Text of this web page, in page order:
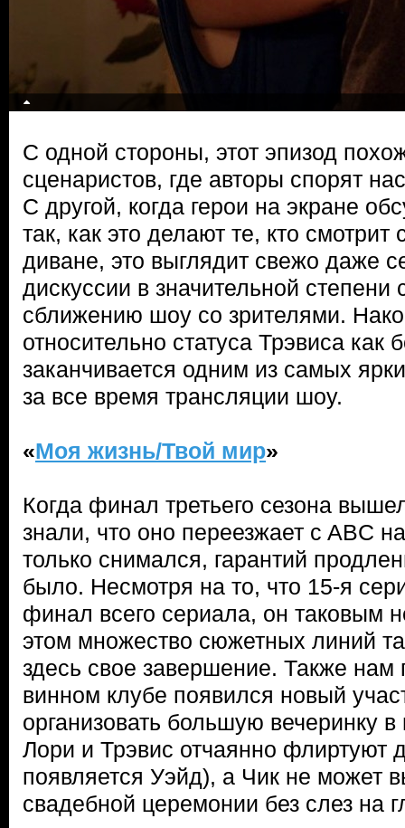
С одной стороны, этот эпизод
сценаристов, где авторы спорят
С другой, когда герои на экране
так, как это делают те, кто
диване, это выглядит свежо даже
дискуссии в значительной степени
сближению шоу со зрителями.
относительно статуса Трэвиса
заканчивается одним из самых
за все время трансляции шоу.
«Моя жизнь/Твой мир»
Когда финал третьего сезона
знали, что оно переезжает c ABC
только снимался, гарантий
было. Несмотря на то, что 15-я
финал всего сериала, он таковым
этом множество сюжетных линий
здесь свое завершение. Также нам
винном клубе появился новый
организовать большую вечеринку
Лори и Трэвис отчаянно флиртуют
появляется Уэйд), а Чик не может
свадебной церемонии без слез на